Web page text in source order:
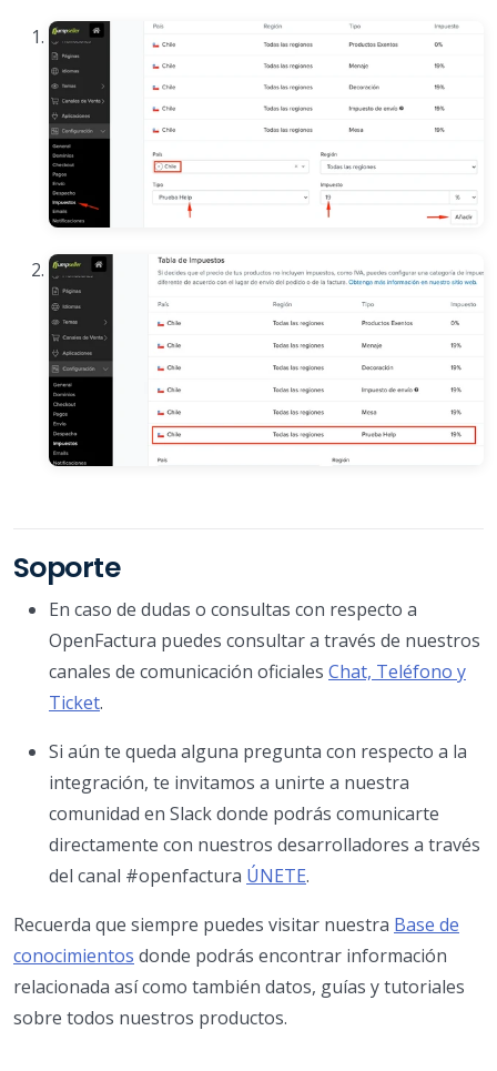
Soporte
En caso de dudas o consultas con respecto a
OpenFactura puedes consultar a través de nuestros
canales de comunicación oficiales Chat, Teléfono y
Ticket.
Si aún te queda alguna pregunta con respecto a la
integración, te invitamos a unirte a nuestra
comunidad en Slack donde podrás comunicarte
directamente con nuestros desarrolladores a través
del canal #openfactura ÚNETE.
Recuerda que siempre puedes visitar nuestra Base de
conocimientos donde podrás encontrar información
relacionada así como también datos, guías y tutoriales
sobre todos nuestros productos.